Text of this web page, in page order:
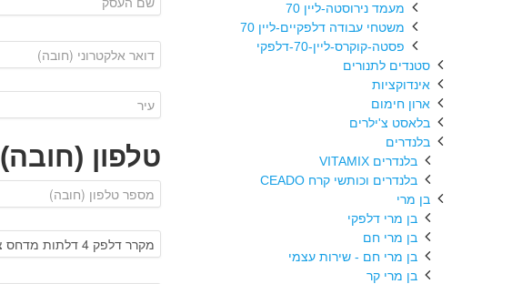
טלפון (חובה)
מעמד נירוסטה-ליין 70
משטחי עבודה דלפקיים-ליין 70
פסטה-קוקרס-ליין-70-דלפקי
סטנדים לתנורים
אינדוקציות
ארון חימום
בלאסט צ'ילרים
בלנדרים
בלנדרים VITAMIX
בלנדרים וכותשי קרח CEADO
בן מרי
בן מרי דלפקי
בן מרי חם
בן מרי חם - שירות עצמי
בן מרי קר